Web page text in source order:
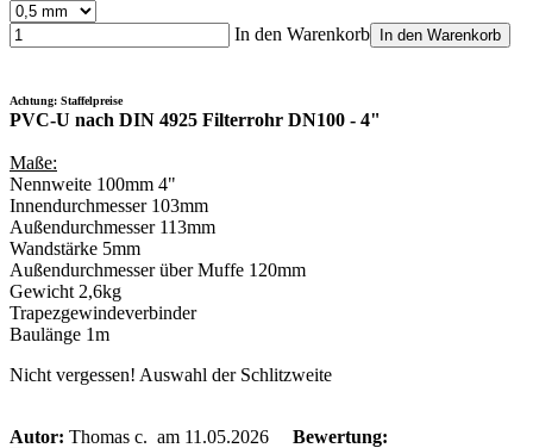
In den Warenkorb In den Warenkorb
Achtung: Staffelpreise
PVC-U nach DIN 4925 Filterrohr DN100 - 4"
Maße:
Nennweite 100mm 4"
Innendurchmesser 103mm
Außendurchmesser 113mm
Wandstärke 5mm
Außendurchmesser über Muffe 120mm
Gewicht 2,6kg
Trapezgewindeverbinder
Baulänge 1m
Nicht vergessen! Auswahl der Schlitzweite
Autor: Thomas c. am 11.05.2026 Bewertung: